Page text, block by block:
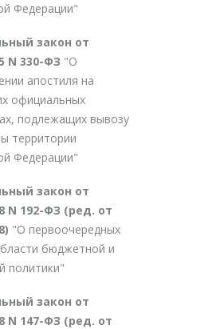
Федерации"
закон от
N 330-ФЗ "О
апостиля на
официальных
подлежащих вывозу
территории
Федерации"
закон от
N 192-ФЗ (ред. от
"О первоочередных
бюджетной и
политики"
закон от
N 147-ФЗ (ред. от